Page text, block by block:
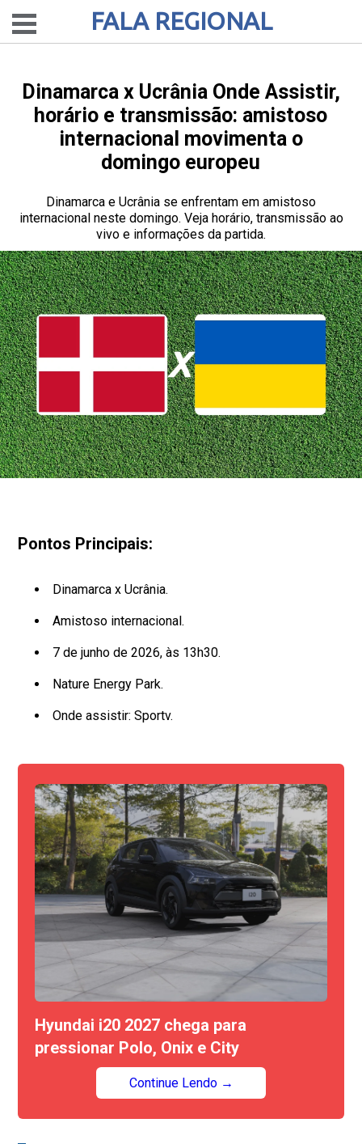
FALA REGIONAL
Dinamarca x Ucrânia Onde Assistir,
horário e transmissão: amistoso
internacional movimenta o
domingo europeu
Dinamarca e Ucrânia se enfrentam em amistoso
internacional neste domingo. Veja horário, transmissão ao
vivo e informações da partida.
Pontos Principais:
Dinamarca x Ucrânia.
Amistoso internacional.
7 de junho de 2026, às 13h30.
Nature Energy Park.
Onde assistir: Sportv.
Hyundai i20 2027 chega para
pressionar Polo, Onix e City
Continue Lendo →